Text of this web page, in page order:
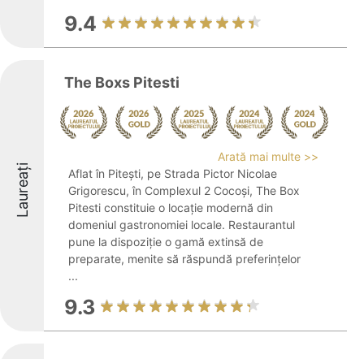
9.4
Laureați
The Boxs Pitesti
Arată mai multe >>
Aflat în Pitești, pe Strada Pictor Nicolae
Grigorescu, în Complexul 2 Cocoși, The Box
Pitesti constituie o locație modernă din
domeniul gastronomiei locale. Restaurantul
pune la dispoziție o gamă extinsă de
preparate, menite să răspundă preferințelor
...
9.3